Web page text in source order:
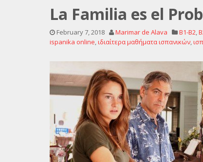
La Familia es el
February 7, 2018 Marimar de Alava B1-B2,
ispanika online,ιδιαίτερα μαθήματα ισπανικών,